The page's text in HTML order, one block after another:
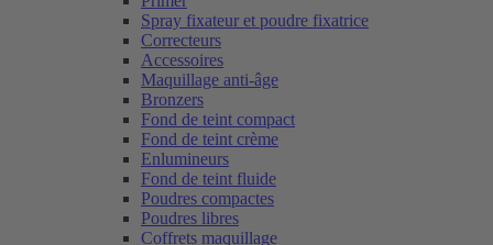
Spray fixateur et poudre fixatrice
Correcteurs
Accessoires
Maquillage anti-âge
Bronzers
Fond de teint compact
Fond de teint crème
Enlumineurs
Fond de teint fluide
Poudres compactes
Poudres libres
Coffrets maquillage